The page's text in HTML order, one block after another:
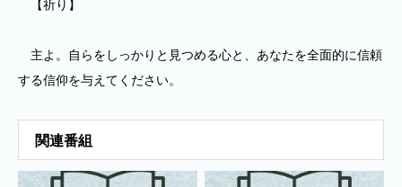
【祈り】
主よ。自らをしっかりと見つめる心と、あなたを全面的に信頼
する信仰を与えてください。
関連番組